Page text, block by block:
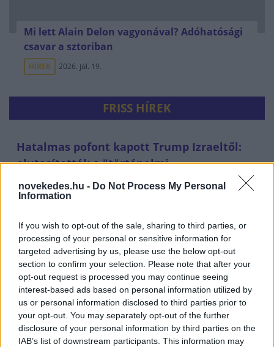
novekedes.hu - Do Not Process My Personal
Information
If you wish to opt-out of the sale, sharing to third parties, or
processing of your personal or sensitive information for
targeted advertising by us, please use the below opt-out
section to confirm your selection. Please note that after your
opt-out request is processed you may continue seeing
interest-based ads based on personal information utilized by
us or personal information disclosed to third parties prior to
your opt-out. You may separately opt-out of the further
disclosure of your personal information by third parties on the
IAB’s list of downstream participants. This information may
Mi lett Alain Delon vagyonával? Adóhatósági
csavar a sztoriban
HÍREK 2026. júl. 19.
FRISS HÍREK
Hatalmas pofont kapott Trump Izraeltől:
elutasították a "történelmi
békemegállapodását"
HÍREK egy órája